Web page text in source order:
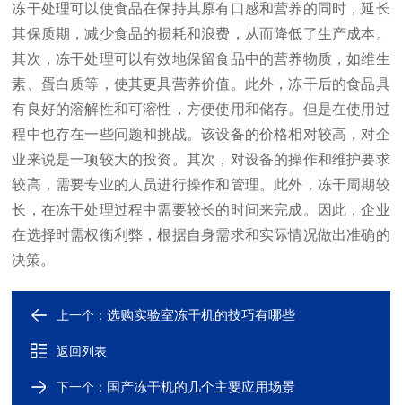
冻干处理可以使食品在保持其原有口感和营养的同时，延长
其保质期，减少食品的损耗和浪费，从而降低了生产成本。
其次，冻干处理可以有效地保留食品中的营养物质，如维生
素、蛋白质等，使其更具营养价值。此外，冻干后的食品具
有良好的溶解性和可溶性，方便使用和储存。但是在使用过
程中也存在一些问题和挑战。该设备的价格相对较高，对企
业来说是一项较大的投资。其次，对设备的操作和维护要求
较高，需要专业的人员进行操作和管理。此外，冻干周期较
长，在冻干处理过程中需要较长的时间来完成。因此，企业
在选择时需权衡利弊，根据自身需求和实际情况做出准确的
决策。
上一个：选购实验室冻干机的技巧有哪些
返回列表
下一个： 国产冻干机的几个主要应用场景